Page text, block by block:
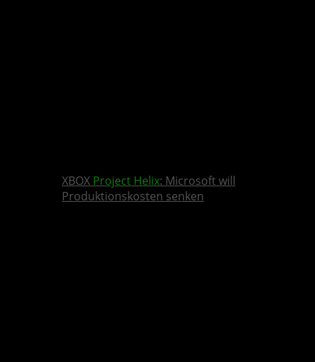
XBOX Project Helix: Microsoft will
Produktionskosten senken